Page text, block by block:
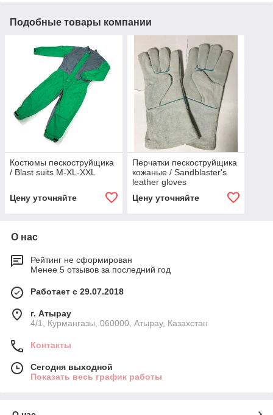
Подобные товары компании
Костюмы пескоструйщика
/ Blast suits M-XL-XXL
Цену уточняйте
Перчатки пескоструйщика
кожаные / Sandblaster's
leather gloves
Цену уточняйте
О нас
Рейтинг не сформирован
Менее 5 отзывов за последний год
Работает с 29.07.2018
г. Атырау
4/1, Курмангазы, 060000, Атырау, Казахстан
Контакты
Сегодня выходной
Показать весь график работы